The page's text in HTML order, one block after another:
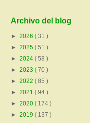
Archivo del blog
► 2026 ( 31 )
► 2025 ( 51 )
► 2024 ( 58 )
► 2023 ( 70 )
► 2022 ( 85 )
► 2021 ( 94 )
► 2020 ( 174 )
► 2019 ( 137 )